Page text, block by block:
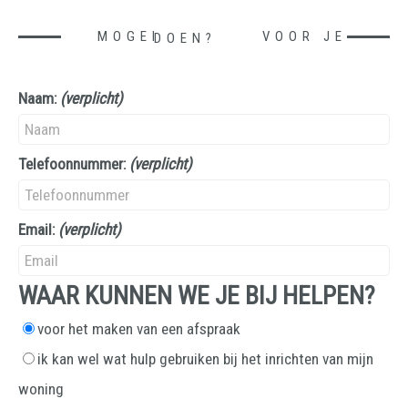
MOGEN WE IETS VOOR JE DOEN?
Naam: (verplicht)
Telefoonnummer: (verplicht)
Email: (verplicht)
WAAR KUNNEN WE JE BIJ HELPEN?
voor het maken van een afspraak
ik kan wel wat hulp gebruiken bij het inrichten van mijn
woning